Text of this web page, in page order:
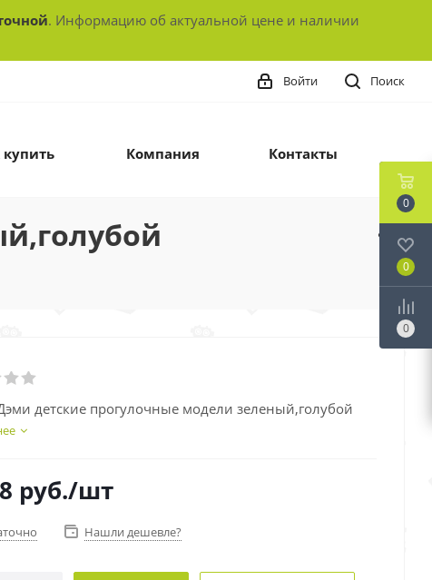
. Информацию об актуальной цене и наличии
Поиск
Войти
купить Компания Контакты
детские прогулочные модели зеленый,голубой
руб./шт
Нашли дешевле?
0
0
0